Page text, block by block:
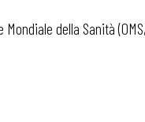
Mondiale della Sanità